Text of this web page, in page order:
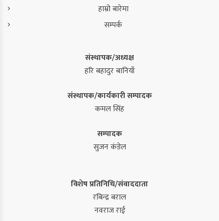
हाम्रो बारेमा
सम्पर्क
संस्थापक/अध्यक्ष
हरि बहादुर बानियाँ
संस्थापक/कार्यकारी सम्पादक
कमल सिंह
सम्पादक
सुजन कंडेल
विशेष प्रतिनिधि/संवाददाता
रबिन्द्र बराल
नवराज राई